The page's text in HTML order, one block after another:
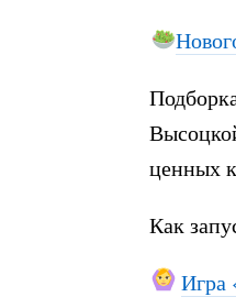
ценных
Как
Игра